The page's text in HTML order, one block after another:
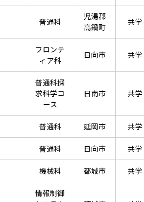
普通科
児湯郡
高鍋町
共学
フロンテ
ィア科
日向市 共学
普通科探
求科学コ
ース
日南市 共学
普通科 延岡市 共学
普通科 日向市 共学
機械科 都城市 共学
情報制御